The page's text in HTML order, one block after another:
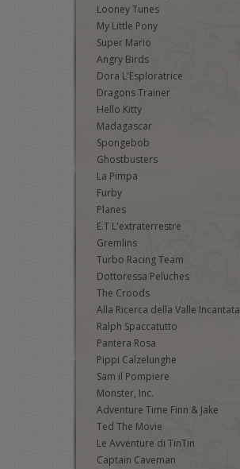
Looney Tunes
My Little Pony
Super Mario
Angry Birds
Dora L'Esploratrice
Dragons Trainer
Hello Kitty
Madagascar
Spongebob
Ghostbusters
La Pimpa
Furby
Planes
E.T L'extraterrestre
Gremlins
Turbo Racing Team
Dottoressa Peluches
The Croods
Alla Ricerca della Valle Incantata
Ralph Spaccatutto
Pantera Rosa
Pippi Calzelunghe
Sam il Pompiere
Monster, Inc.
Adventure Time Finn & Jake
Ted The Movie
Le Avventure di TinTin
Captain Caveman